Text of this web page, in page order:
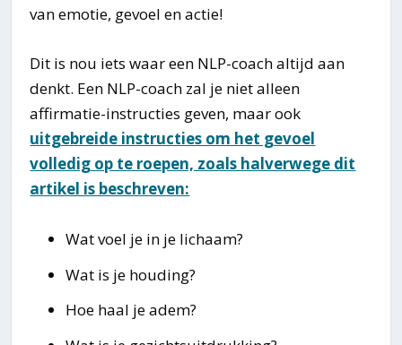
van emotie, gevoel en actie!
Dit is nou iets waar een NLP-coach altijd aan
denkt. Een NLP-coach zal je niet alleen
affirmatie-instructies geven, maar ook
uitgebreide instructies om het gevoel
volledig op te roepen, zoals halverwege dit
artikel is beschreven:
Wat voel je in je lichaam?
Wat is je houding?
Hoe haal je adem?